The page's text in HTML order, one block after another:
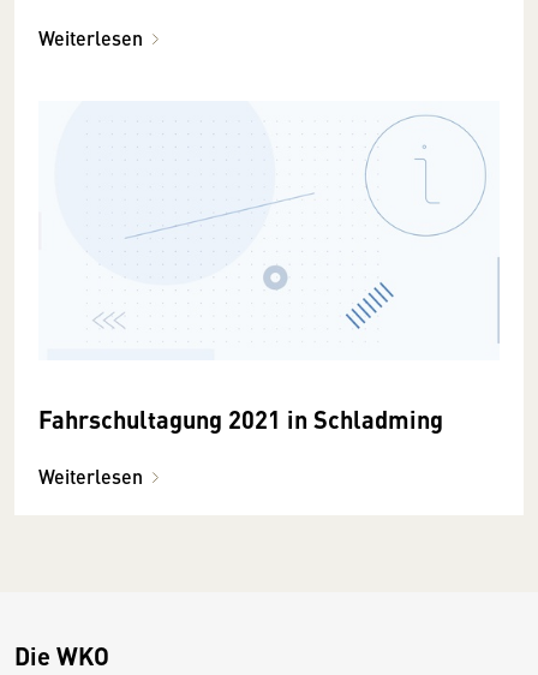
Weiterlesen
Fahrschultagung 2021 in Schladming
Weiterlesen
Die WKO